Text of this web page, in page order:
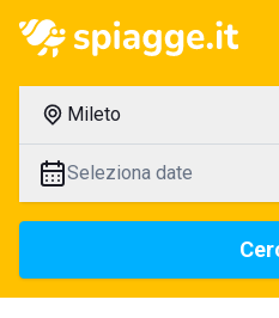
Mileto
Seleziona date